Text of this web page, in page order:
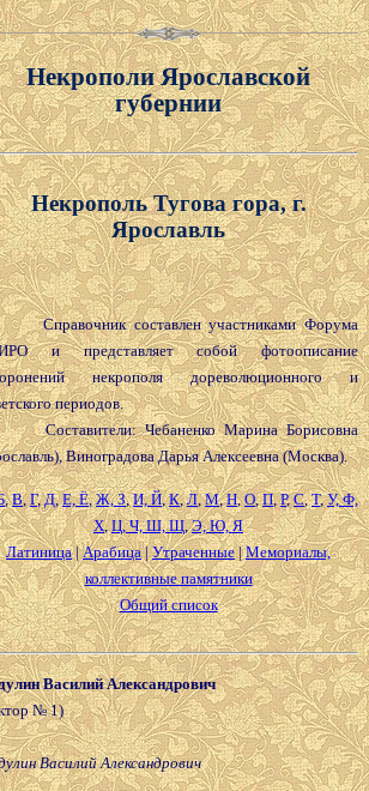
Некрополи Ярославской
губернии
Некрополь Тугова гора, г.
Ярославль
составлен участниками Форума
и представляет собой фотоописание
некрополя дореволюционного и
периодов.
Чебаненко Марина Борисовна
Виноградова Дарья Алексеевна (Москва).
,В,Г,Д,Е, Ё,Ж, З,И, Й,К,Л,М,Н,О,П,Р,С,Т,У, Ф,
Х,Ц, Ч, Ш, Щ,Э, Ю, Я
Латиница|Арабица|Утраченные|Мемориалы,
коллективные памятники
Общий список
Василий Александрович
№ 1)
Василий Александрович